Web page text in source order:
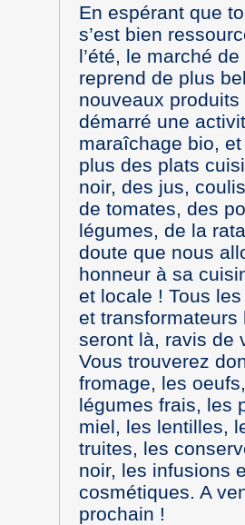
En espérant que
s’est bien
l’été, le marché
reprend de plus
nouveaux produits
démarré une
maraîchage bio,
plus des plats
noir, des jus,
de tomates, des
légumes, de la
doute que nous
honneur à sa
et locale ! Tous
et transformateurs
seront là, ravis de
Vous trouverez
fromage, les
légumes frais, les
miel, les lentilles,
truites, les
noir, les infusions
cosmétiques. A
prochain !